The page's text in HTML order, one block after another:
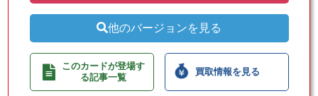
他のバージョンを見る
このカードが登場す
る記事一覧
買取情報を見る